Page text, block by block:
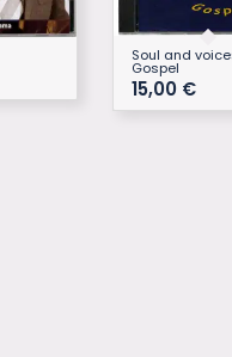
Soul and
Gospel
15,00 €